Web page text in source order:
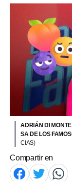
ADRIÁN DI
SA DE LOS
CIAS)
Compartir en